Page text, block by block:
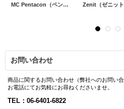
MC Pentacon（ペンタコン）Auto 29mm/F2.8
お問い合わせ
商品に関するお問い合わせ（弊社へのお問い
お電話にてお気軽にお尋ねくださいませ。
TEL：06-6401-6822